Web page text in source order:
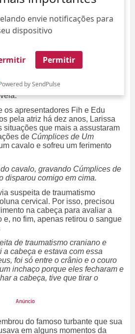
envie notificações para
dispositivo
Permitir
by SendPulse
e Larissa Manoela já
ao canal
que sofreu durante as
os apresentadores Fih e Edu
pela atriz há dez anos, Larissa
situações que mais a assustaram
de Cúmplices de Um
cavalo e sofreu um ferimento
cavalo, gravando Cúmplices de
disparou comigo em cima.
suspeita de traumatismo
cervical. Por isso, precisou
na cabeça para avaliar a
e, no fim, apenas retirou o sangue
de traumatismo craniano e
a cabeça e estava com essa
foi só entre o crânio e o couro
inchaço porque eles fecharam e
a cabeça, tive que tirar o
do famoso turbante que sua
em alguns momentos da